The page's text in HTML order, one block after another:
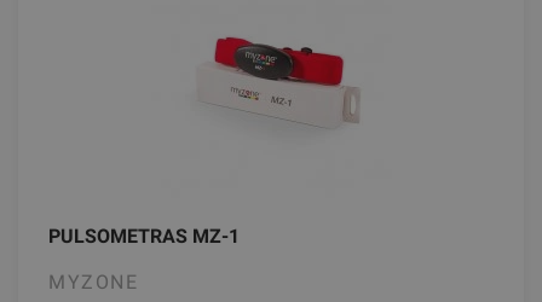
PULSOMETRAS MZ-1
MYZONE